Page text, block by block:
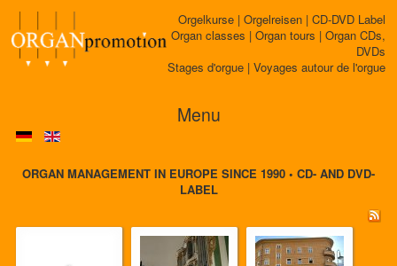
Orgelkurse | Orgelreisen | CD-DVD Label
Organ classes | Organ tours | Organ CDs,
DVDs
Stages d'orgue | Voyages autour de l'orgue
Menu
ORGAN MANAGEMENT IN EUROPE SINCE 1990 • CD- AND DVD-
LABEL